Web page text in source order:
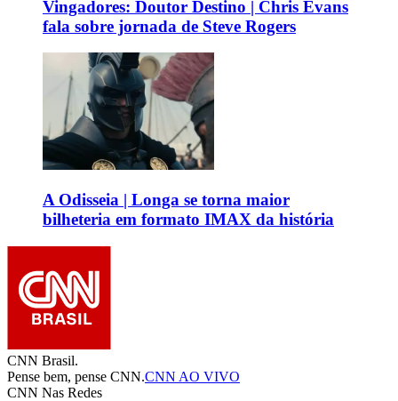
Vingadores: Doutor Destino | Chris Evans
fala sobre jornada de Steve Rogers
A Odisseia | Longa se torna maior
bilheteria em formato IMAX da história
CNN Brasil.
Pense bem, pense CNN.CNN AO VIVO
CNN Nas Redes